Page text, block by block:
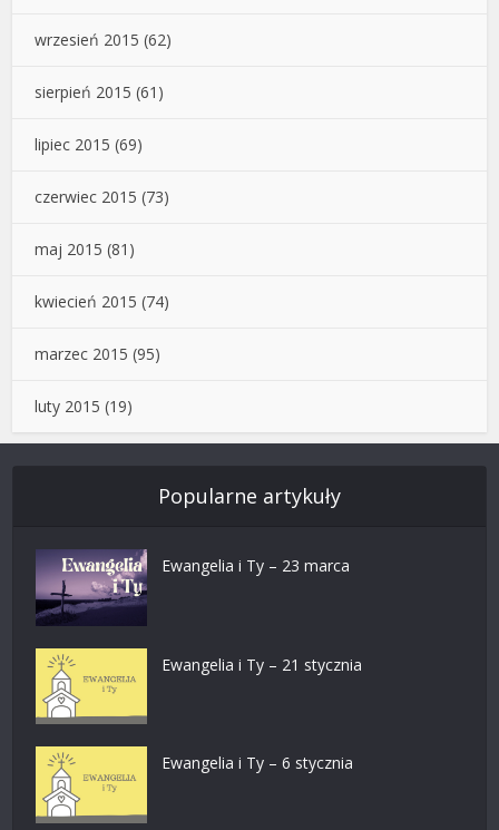
wrzesień 2015 (62)
sierpień 2015 (61)
lipiec 2015 (69)
czerwiec 2015 (73)
maj 2015 (81)
kwiecień 2015 (74)
marzec 2015 (95)
luty 2015 (19)
Popularne artykuły
Ewangelia i Ty – 23 marca
Ewangelia i Ty – 21 stycznia
Ewangelia i Ty – 6 stycznia